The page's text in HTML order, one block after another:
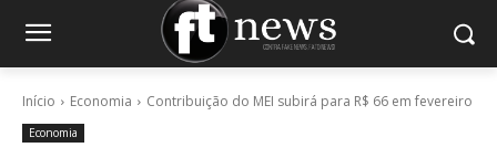
Início Economia Contribuição do MEI subirá para R$ 66 em fevereiro
Economia